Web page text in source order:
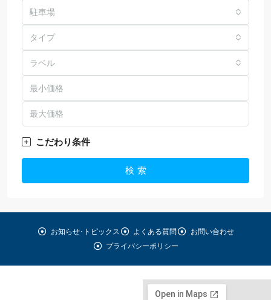
駐車場
タイプ
ラベル
こだわり条件
検 索
お知らせ･トピックス よくある質問
お問い合わせ
プライバシーポリシー